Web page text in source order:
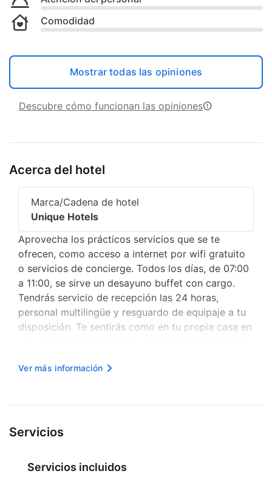
Comodidad
Mostrar todas las opiniones
Descubre cómo funcionan las opiniones
Acerca del hotel
Marca/Cadena de hotel
Unique Hotels
Aprovecha los prácticos servicios que se te
ofrecen, como acceso a internet por wifi gratuito
o servicios de concierge. Todos los días, de 07:00
a 11:00, se sirve un desayuno buffet con cargo.
Tendrás servicio de recepción las 24 horas,
personal multilingüe y resguardo de equipaje a tu
disposición. Te sentirás como en tu propia casa en
colchones con pillow-top, cubrecama y ropa de
Ver más información
Servicios
Servicios incluidos